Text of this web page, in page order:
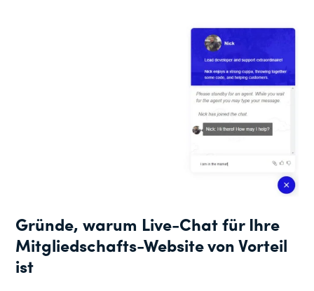
Gründe, warum Live-Chat für Ihre
Mitgliedschafts-Website von Vorteil
ist